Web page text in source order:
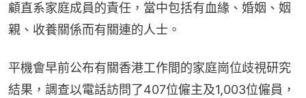
顧直系家庭成員的責任，當中包括有血緣、婚姻、姻
親、收養關係而有關連的人士。
平機會早前公布有關香港工作間的家庭崗位歧視研究
結果，調查以電話訪問了407位僱主及1,003位僱員，